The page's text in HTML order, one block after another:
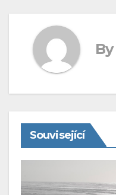
By
Související